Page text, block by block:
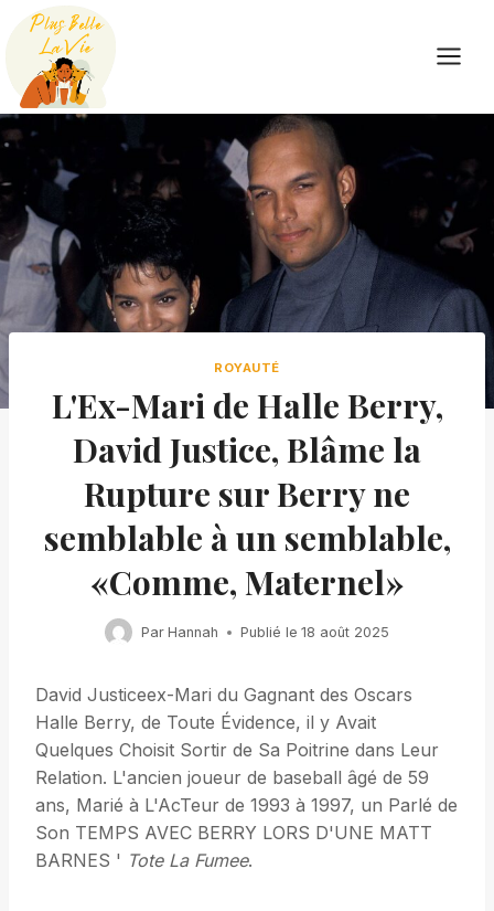
Skip
content
ROYAUTÉ
L'Ex-Mari de Halle Berry,
David Justice, Blâme la
Rupture sur Berry ne
semblable à un semblable,
«Comme, Maternel»
Par Hannah Publié le 18 août 2025
David Justiceex-Mari du Gagnant des Oscars
Halle Berry, de Toute Évidence, il y Avait
Quelques Choisit Sortir de Sa Poitrine dans Leur
Relation. L'ancien joueur de baseball âgé de 59
ans, Marié à L'AcTeur de 1993 à 1997, un Parlé de
Son TEMPS AVEC BERRY LORS D'UNE MATT
BARNES ' Tote La Fumee.